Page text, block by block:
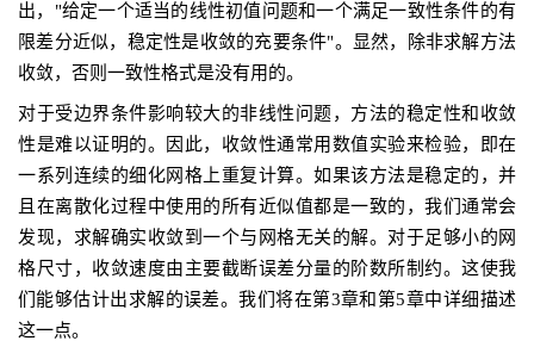
出，"给定一个适当的线性初值问题和一个满足一致性条件的有
限差分近似，稳定性是收敛的充要条件"。显然，除非求解方法
收敛，否则一致性格式是没有用的。
对于受边界条件影响较大的非线性问题，方法的稳定性和收敛
性是难以证明的。因此，收敛性通常用数值实验来检验，即在
一系列连续的细化网格上重复计算。如果该方法是稳定的，并
且在离散化过程中使用的所有近似值都是一致的，我们通常会
发现，求解确实收敛到一个与网格无关的解。对于足够小的网
格尺寸，收敛速度由主要截断误差分量的阶数所制约。这使我
们能够估计出求解的误差。我们将在第3章和第5章中详细描述
这一点。